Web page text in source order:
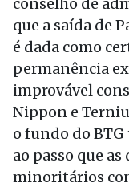
que a saída de
é dada como
permanência
improvável
Nippon e
o fundo do
ao passo que
minoritários